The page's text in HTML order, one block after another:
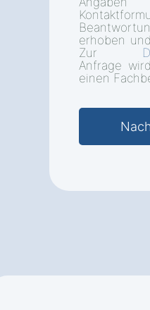
erhoben
Zur
Anfrage
einen